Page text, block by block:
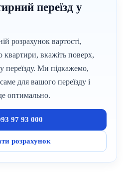
переїзд у
розрахунок вартості,
квартири, вкажіть поверх,
переїзду. Ми підкажемо,
для вашого переїзду і
оптимально.
97 93 000
розрахунок